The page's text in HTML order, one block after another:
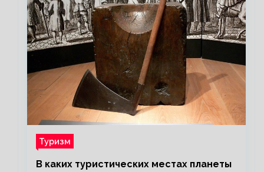
Туризм
В каких туристических местах планеты